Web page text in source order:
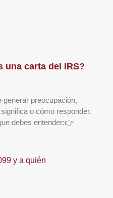
una carta del IRS?
generar preocupación,
o cómo responder.
debes entender:👉